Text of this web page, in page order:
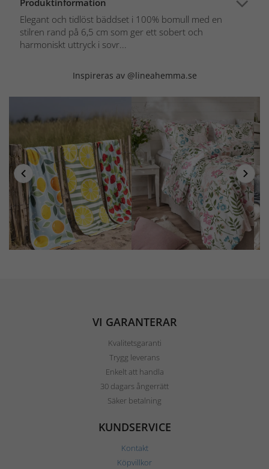
Produktinformation
Elegant och tidlöst bäddset i 100% bomull med en
stilren rand på 6,5 cm som ger ett sobert och
harmoniskt uttryck i sovr...
Inspireras av @lineahemma.se
VI GARANTERAR
Kvalitetsgaranti
Trygg leverans
Enkelt att handla
30 dagars ångerrätt
Säker betalning
KUNDSERVICE
Kontakt
Köpvillkor